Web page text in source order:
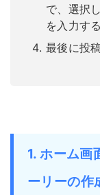
で、選択
を入力する
最後に投
1. ホーム画
ーリーの作